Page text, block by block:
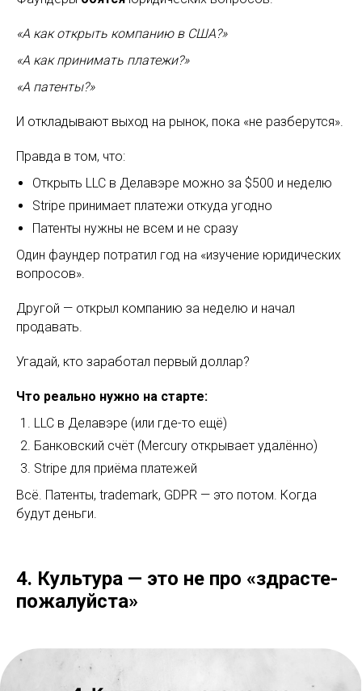
«А как открыть компанию в США?»
«А как принимать платежи?»
«А патенты?»
И откладывают выход на рынок, пока «не разберутся».
Правда в том, что:
Открыть LLC в Делавэре можно за $500 и неделю
Stripe принимает платежи откуда угодно
Патенты нужны не всем и не сразу
Один фаундер потратил год на «изучение юридических
вопросов».
Другой — открыл компанию за неделю и начал
продавать.
Угадай, кто заработал первый доллар?
Что реально нужно на старте:
LLC в Делавэре (или где-то ещё)
Банковский счёт (Mercury открывает удалённо)
Stripe для приёма платежей
Всё. Патенты, trademark, GDPR — это потом. Когда
будут деньги.
4. Культура — это не про «здрасте-
пожалуйста»